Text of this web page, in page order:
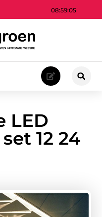
08:59:06
LED
12 24